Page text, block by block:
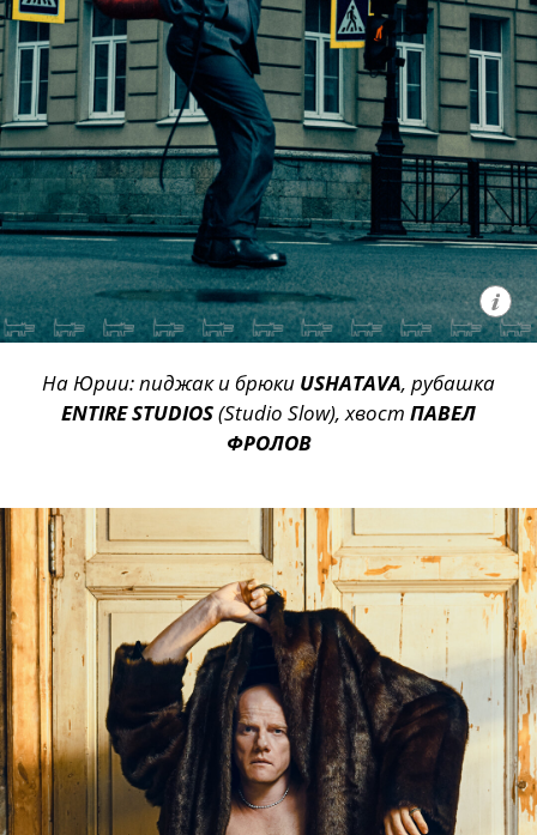
На Юрии: пиджак и брюки USHATAVA, рубашка
ENTIRE STUDIOS(Studio Slow), хвост ПАВЕЛ
ФРОЛОВ